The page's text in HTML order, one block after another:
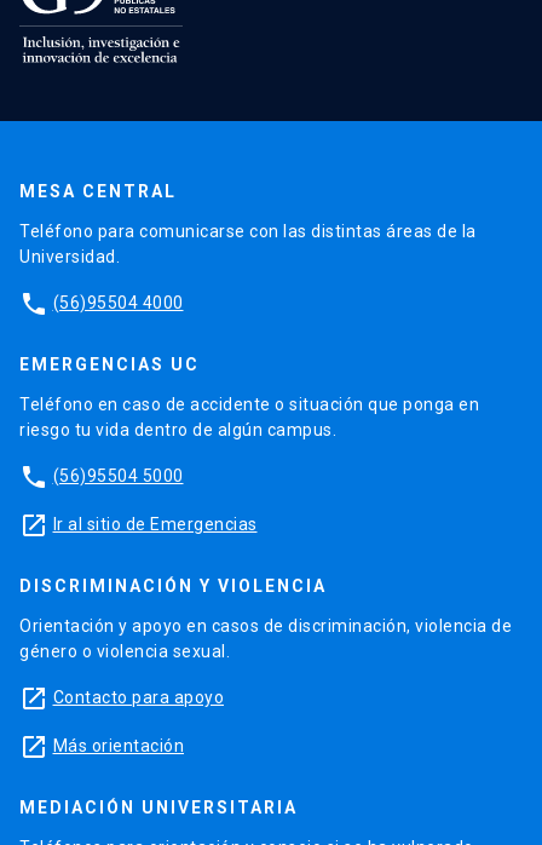
MESA CENTRAL
Teléfono para comunicarse con las distintas áreas de la
Universidad.
phone (56)95504 4000
EMERGENCIAS UC
Teléfono en caso de accidente o situación que ponga en
riesgo tu vida dentro de algún campus.
phone (56)95504 5000
launch Ir al sitio de Emergencias
DISCRIMINACIÓN Y VIOLENCIA
Orientación y apoyo en casos de discriminación, violencia de
género o violencia sexual.
launch Contacto para apoyo
launch Más orientación
MEDIACIÓN UNIVERSITARIA